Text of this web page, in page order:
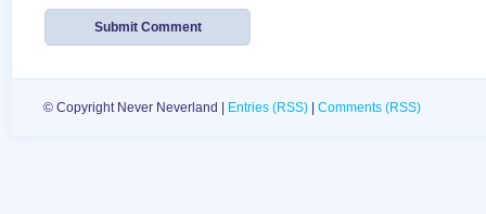
© Copyright Never Neverland | Entries (RSS) | Comments (RSS)